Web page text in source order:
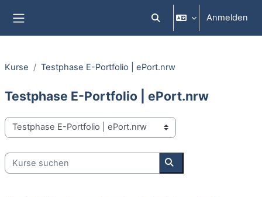
Sucheingabe umschalten
Anmelden
Kurse Testphase E-Portfolio | ePort.nrw
Testphase E-Portfolio | ePort.nrw
Kursbereiche
Kurse suchen
Kurse suchen